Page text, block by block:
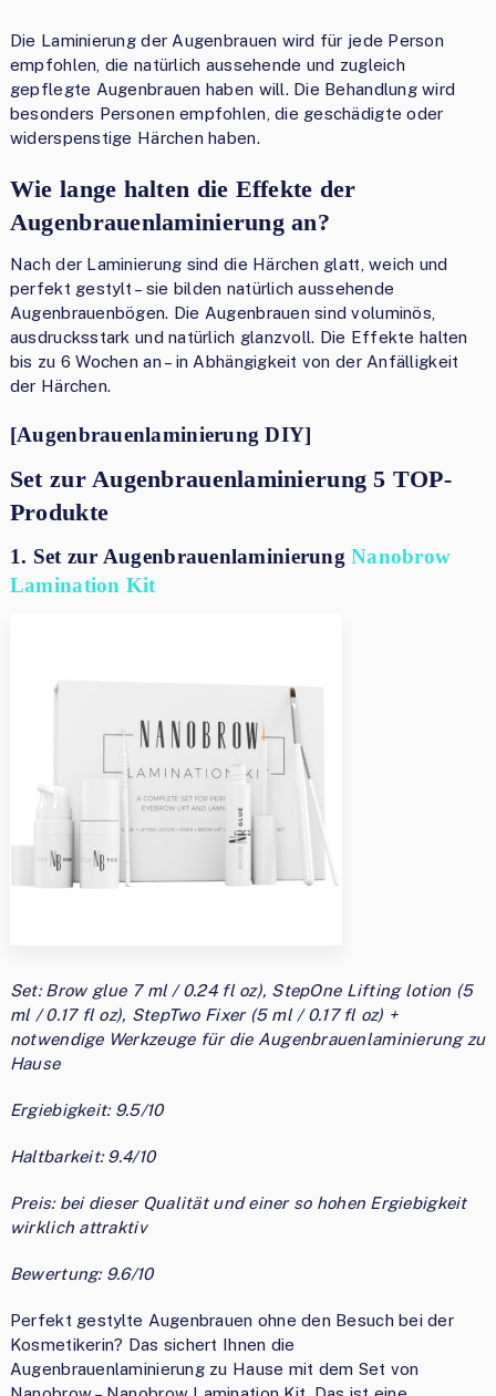
Die Laminierung der Augenbrauen wird für jede Person
empfohlen, die natürlich aussehende und zugleich
gepflegte Augenbrauen haben will. Die Behandlung wird
besonders Personen empfohlen, die geschädigte oder
widerspenstige Härchen haben.
Wie lange halten die Effekte der
Augenbrauenlaminierung an?
Nach der Laminierung sind die Härchen glatt, weich und
perfekt gestylt – sie bilden natürlich aussehende
Augenbrauenbögen. Die Augenbrauen sind voluminös,
ausdrucksstark und natürlich glanzvoll. Die Effekte halten
bis zu 6 Wochen an – in Abhängigkeit von der Anfälligkeit
der Härchen.
[Augenbrauenlaminierung DIY]
Set zur Augenbrauenlaminierung 5 TOP-
Produkte
1. Set zur AugenbrauenlaminierungNanobrow
Lamination Kit
Set: Brow glue 7 ml / 0.24 fl oz), StepOne Lifting lotion (5
ml / 0.17 fl oz), StepTwo Fixer (5 ml / 0.17 fl oz) +
notwendige Werkzeuge für die Augenbrauenlaminierung zu
Hause
Ergiebigkeit: 9.5/10
Haltbarkeit: 9.4/10
Preis: bei dieser Qualität und einer so hohen Ergiebigkeit
wirklich attraktiv
Bewertung: 9.6/10
Perfekt gestylte Augenbrauen ohne den Besuch bei der
Kosmetikerin? Das sichert Ihnen die
Augenbrauenlaminierung zu Hause mit dem Set von